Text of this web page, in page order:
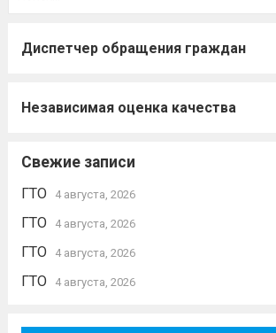
Диспетчер обращения граждан
Независимая оценка качества
Свежие записи
ГТО 4 августа, 2026
ГТО 4 августа, 2026
ГТО 4 августа, 2026
ГТО 4 августа, 2026